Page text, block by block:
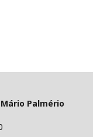
Palmério